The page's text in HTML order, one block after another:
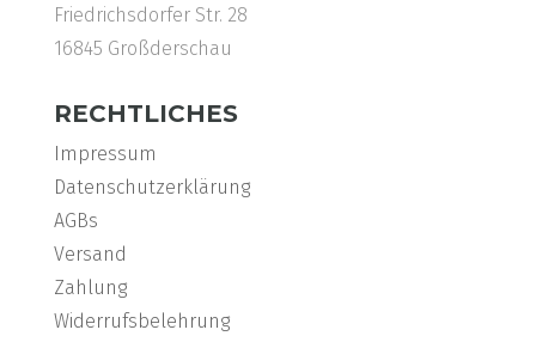
Friedrichsdorfer Str. 28
16845 Großderschau
RECHTLICHES
Impressum
Datenschutzerklärung
AGBs
Versand
Zahlung
Widerrufsbelehrung